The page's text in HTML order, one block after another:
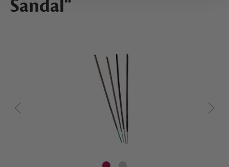
Sandal“